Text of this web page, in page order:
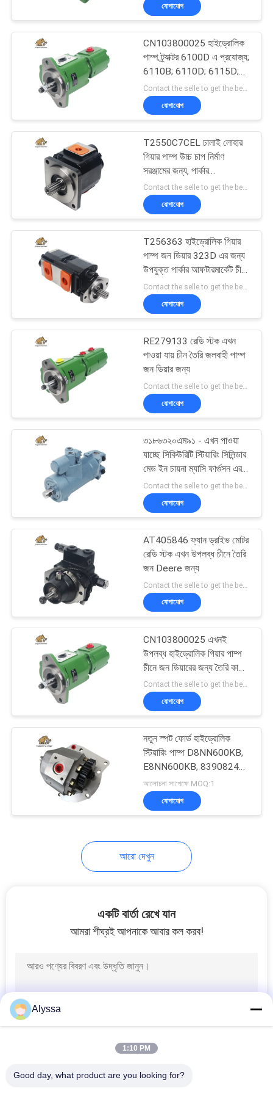
যোগাযোগ
খবর
ম্যাপ
PRIVACY
POLICY
নির্মাণ যন্ত্রপাতি খুচরা যন্ত্রাংশ
706
জলবাহী ট্রাক্টর পাম্প
81
হাইড্রোলিক পিস্টন পাম্প
276
জলবাহী কক্ষপথ মোটর
29
জলবাহী দিকনির্দেশক ভালভ
অরবিট্রোল স্টিয়ারিং ইউনিট
জলবাহী পাম্প বিয়ারিংস
জলবাহী পাম্প সিল কিট
যোগাযোগ
CN103800025 হাইড্রোলিক
পাম্প ট্র্যাক্টর 6100D এ প্রযোজ্য;
6110B; 6110D; 6115D;
6125D; 6130D; 6140D
RE263420; RE279132
যোগাযোগ
T2550C7CEL ঢালাই লোহার
গিয়ার পাম্প উচ্চ চাপ নির্মাণ
সরঞ্জামের জন্য, পার্কার
আফটারমার্কেট
Contact the selle to get the best offer MOQ:1
যোগাযোগ
T256363 হাইড্রোলিক গিয়ার
পাম্প জন ডিয়ার 323D এর জন্য
উপযুক্ত পার্কার আফটারমার্কেট চীনে
তৈরি OEM গুণমান
Contact the selle to get the best offer MOQ:1
যোগাযোগ
RE279133 রেডি স্টক এখন
পাওয়া যায় চীন তৈরি জলবাহী পাম্প
জন ডিয়ার জন্য
যোগাযোগ
৩১৮৬৩২০এম৯১ - এখন পাওয়া
যাচ্ছে সিকিউরিটি স্টিয়ারিং সিলিন্ডার
মেড ইন চায়না ম্যাসি ফার্গুসন এর
জন্য
যোগাযোগ
AT405846 ফ্যান ড্রাইভ মোটর
রেডি স্টক এখন উপলব্ধ চীনে তৈরি
জন Deere জন্য
যোগাযোগ
CN103800025 এখনই
উপলব্ধ হাইড্রোলিক গিয়ার পাম্প
চীনে জন ডিয়ারের জন্য তৈরি কাস্ট
আয়রন উপাদান
Contact the selle to get the best offer MOQ:1
যোগাযোগ
নতুন স্পট ফোর্ড হাইড্রোলিক
স্টিয়ারিং পাম্প D8NN600KB,
E8NN600KB, 83908244,
83936583
আলোচনা সাপেক্ষে MOQ:1
যোগাযোগ
আরো দেখুন
একটি বার্তা রেখে যান
আমরা শীঘ্রই আপনাকে আবার কল করব!
Alyssa
1:10 PM
Good day, what product are you looking for?